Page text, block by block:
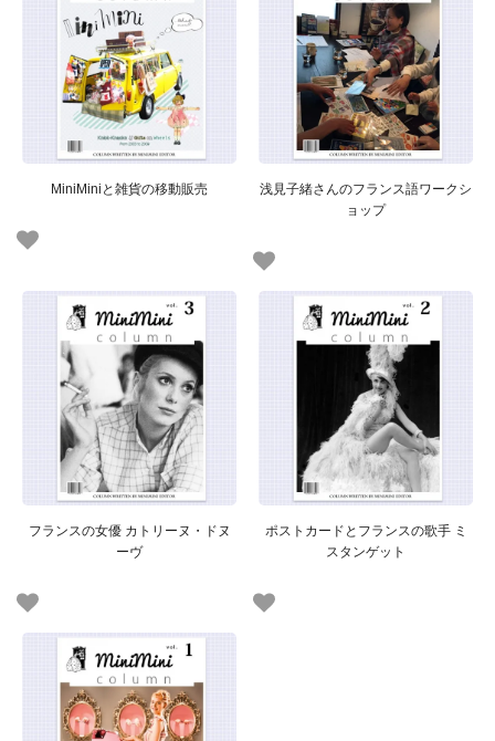
MiniMiniと雑貨の移動販売
浅見子緒さんのフランス語ワークシ
ョップ
フランスの女優 カトリーヌ・ドヌ
ーヴ
ポストカードとフランスの歌手 ミ
スタンゲット